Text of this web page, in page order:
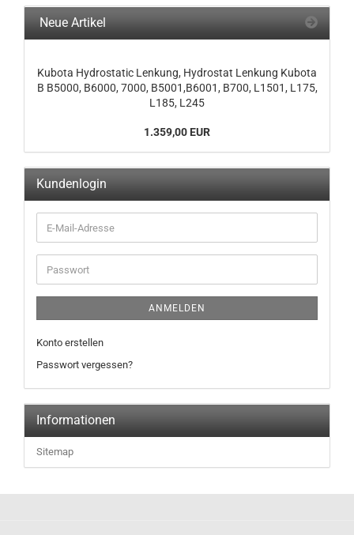
Neue Artikel
Kubota Hydrostatic Lenkung, Hydrostat Lenkung Kubota
B B5000, B6000, 7000, B5001,B6001, B700, L1501, L175,
L185, L245
1.359,00 EUR
Kundenlogin
ANMELDEN
Konto erstellen
Passwort vergessen?
Informationen
Sitemap